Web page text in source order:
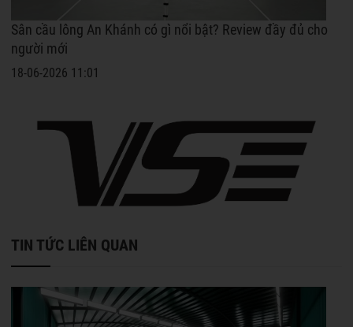
Sân cầu lông An Khánh có gì nổi bật? Review đầy đủ cho
người mới
18-06-2026 11:01
TIN TỨC LIÊN QUAN